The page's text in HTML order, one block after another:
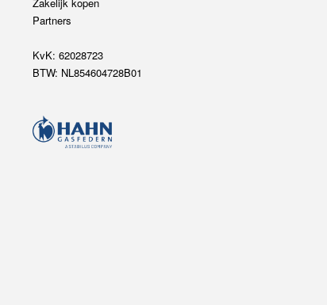
Partners
KvK: 62028723
BTW: NL854604728B01